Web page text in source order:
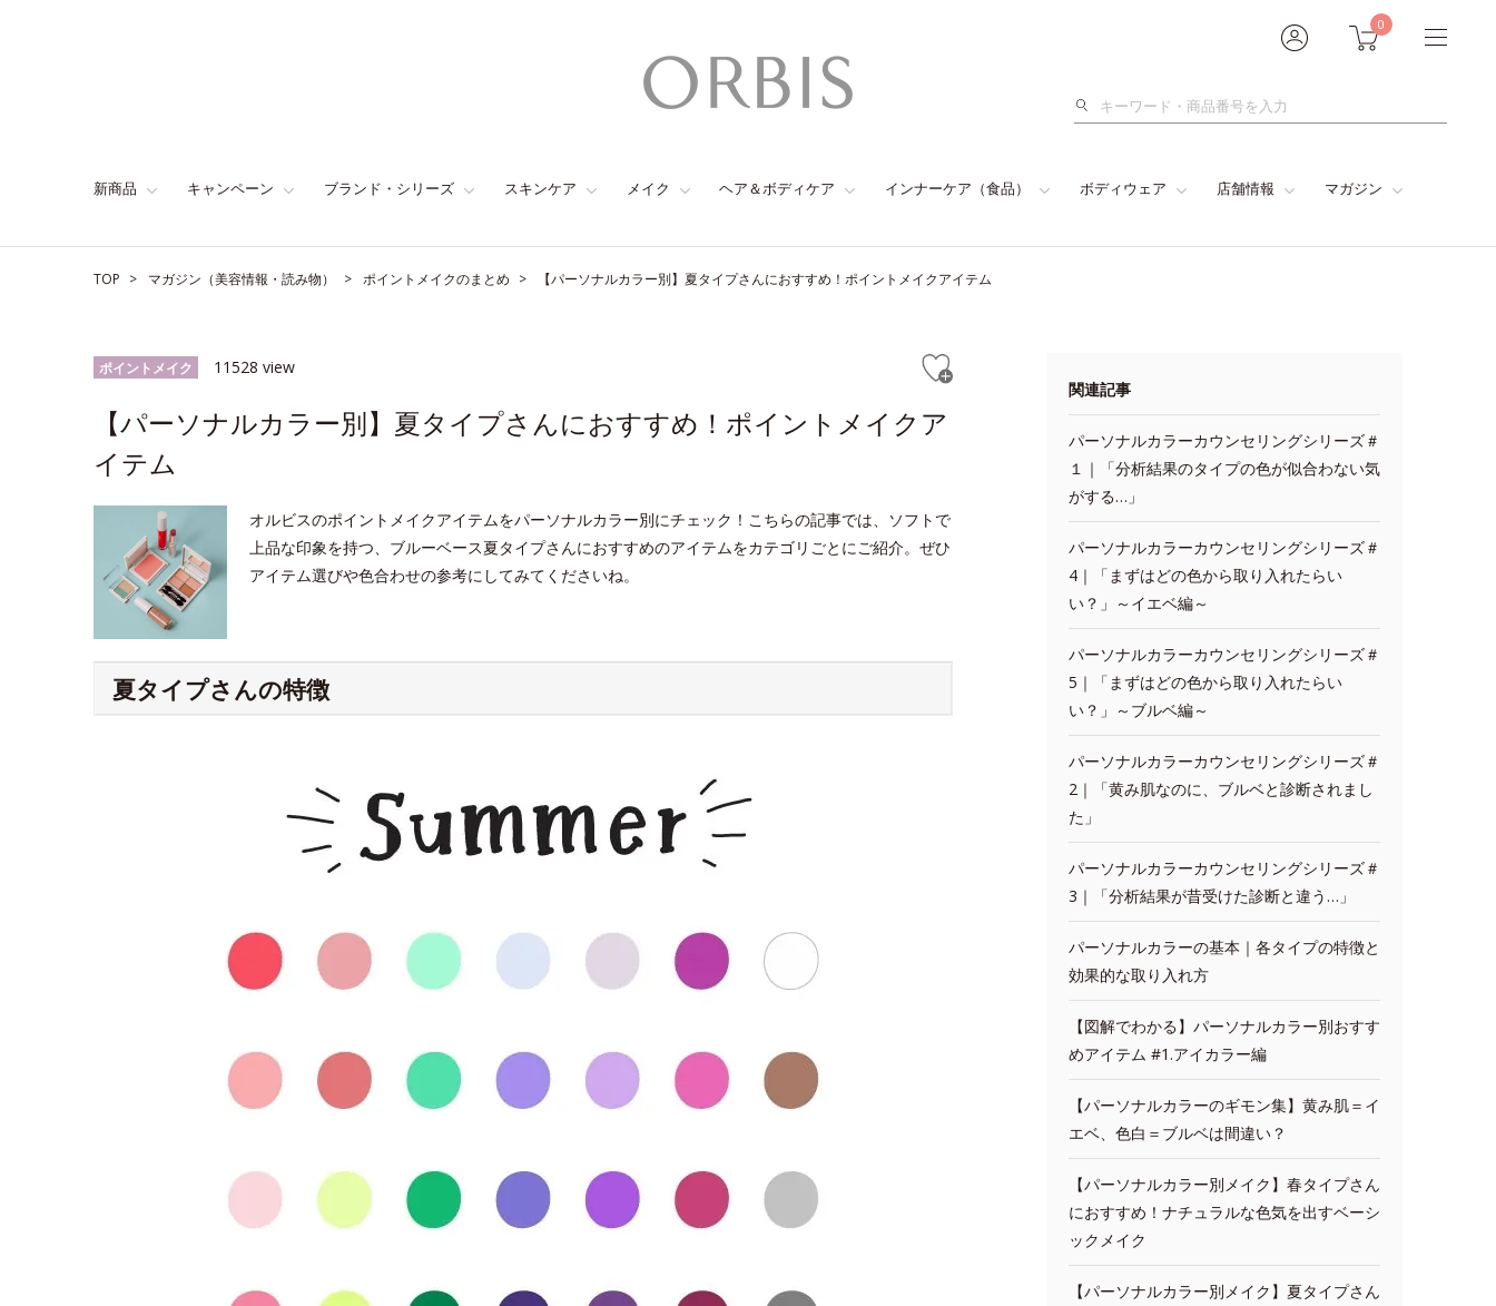
0
検
新商品 キャンペーン ブランド・シリーズ スキンケア メイク ヘア＆ボディケア インナーケア（食品） ボディウェア 店舗情報 マガジン
TOP マガジン（美容情報・読み物） ポイントメイクのまとめ 【パーソナルカラー別】夏タイプさんにおすすめ！ポイントメイクアイテム
ポイントメイク 11528 view
【パーソナルカラー別】夏タイプさんにおすすめ！ポイントメイクア
イテム
オルビスのポイントメイクアイテムをパーソナルカラー別にチェック！こちらの記事では、ソフトで
上品な印象を持つ、ブルーベース夏タイプさんにおすすめのアイテムをカテゴリごとにご紹介。ぜひ
アイテム選びや色合わせの参考にしてみてくださいね。
夏タイプさんの特徴
関連記事
パーソナルカラーカウンセリングシリーズ＃
１｜「分析結果のタイプの色が似合わない気
がする…」
パーソナルカラーカウンセリングシリーズ＃
4｜「まずはどの色から取り入れたらい
い？」～イエベ編～
パーソナルカラーカウンセリングシリーズ＃
5｜「まずはどの色から取り入れたらい
い？」～ブルベ編～
パーソナルカラーカウンセリングシリーズ＃
2｜「黄み肌なのに、ブルベと診断されまし
た」
パーソナルカラーカウンセリングシリーズ＃
3｜「分析結果が昔受けた診断と違う…」
パーソナルカラーの基本｜各タイプの特徴と
効果的な取り入れ方
【図解でわかる】パーソナルカラー別おすす
めアイテム #1.アイカラー編
【パーソナルカラーのギモン集】黄み肌＝イ
エベ、色白＝ブルベは間違い？
【パーソナルカラー別メイク】春タイプさん
におすすめ！ナチュラルな色気を出すベーシ
ックメイク
【パーソナルカラー別メイク】夏タイプさん